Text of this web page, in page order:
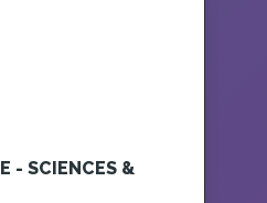
- SCIENCES &